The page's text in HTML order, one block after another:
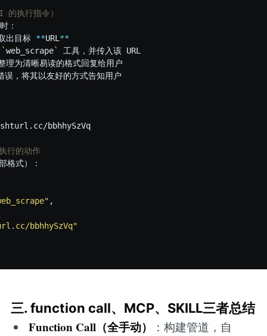
执行指令）
：
出目标 **URL **
`web_scrape`
工具，并传入该 URL
为清晰易读的格式回复给用户
，将其以友好的方式告知用户
shturl.cc/bbhhySzVq
行的动作
,
bbhhySzVq"
三. function call、MCP、SKILL三者总结
Function Call（全手动）
：构建管道，自